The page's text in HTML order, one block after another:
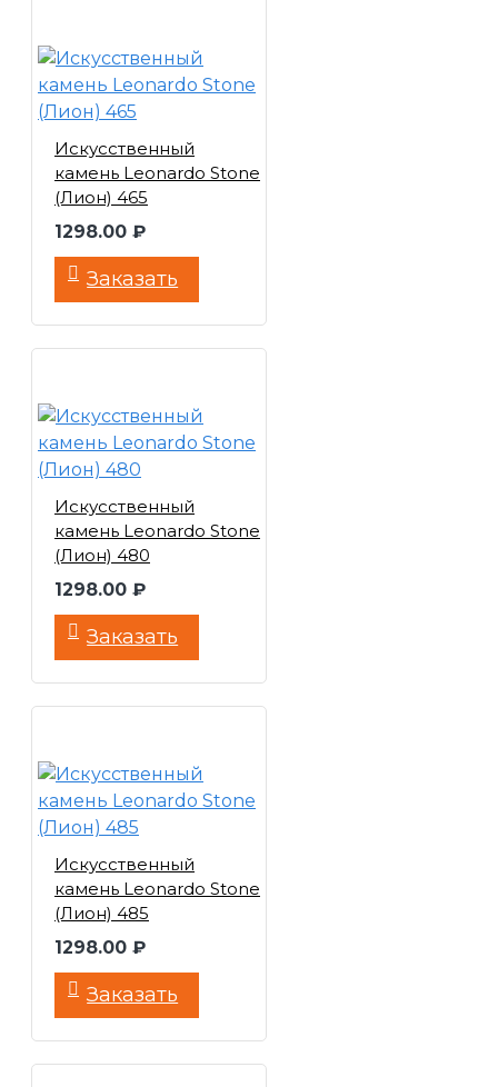
Искусственный
камень Leonardo Stone
(Лион) 465
1298.00 ₽
Заказать
Искусственный
камень Leonardo Stone
(Лион) 480
1298.00 ₽
Заказать
Искусственный
камень Leonardo Stone
(Лион) 485
1298.00 ₽
Заказать